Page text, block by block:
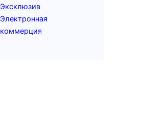
Эксклюзив
Электронная
коммерция